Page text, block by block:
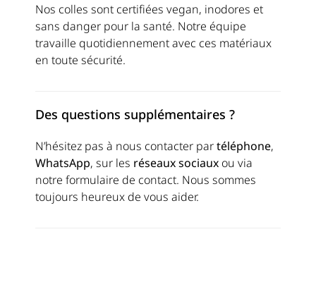
Nos colles sont certifiées vegan, inodores et
sans danger pour la santé. Notre équipe
travaille quotidiennement avec ces matériaux
en toute sécurité.
Des questions supplémentaires ?
N’hésitez pas à nous contacter partéléphone,
WhatsApp, sur les réseaux sociaux ou via
notre formulaire de contact. Nous sommes
toujours heureux de vous aider.